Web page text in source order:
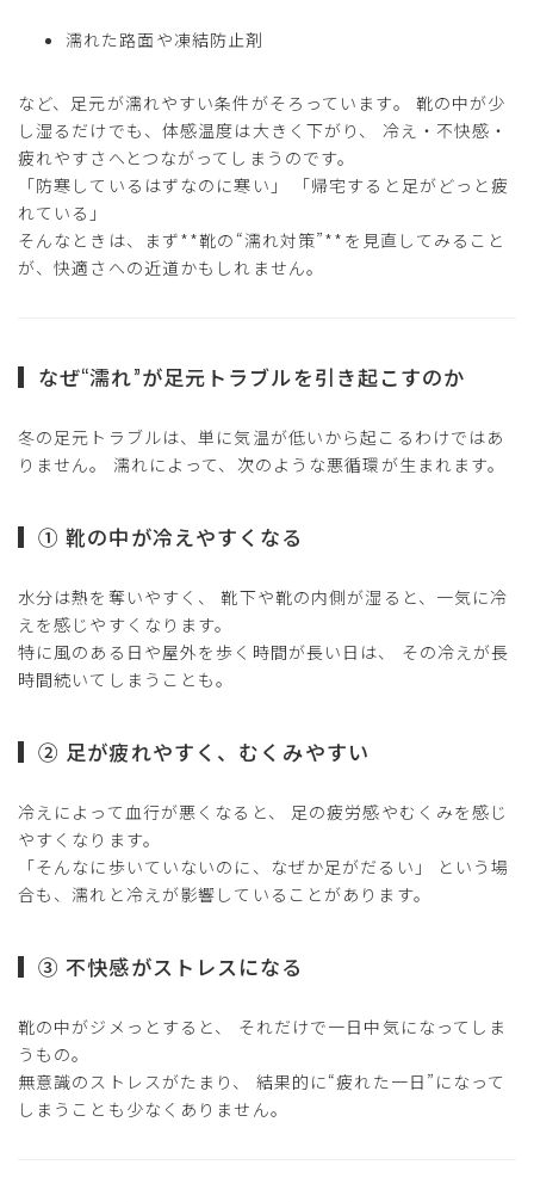
濡れた路面や凍結防止剤
など、足元が濡れやすい条件がそろっています。 靴の中が少
し湿るだけでも、体感温度は大きく下がり、 冷え・不快感・
疲れやすさへとつながってしまうのです。
「防寒しているはずなのに寒い」 「帰宅すると足がどっと疲
れている」
そんなときは、まず**靴の“濡れ対策”**を見直してみること
が、快適さへの近道かもしれません。
なぜ“濡れ”が足元トラブルを引き起こすのか
冬の足元トラブルは、単に気温が低いから起こるわけではあ
りません。 濡れによって、次のような悪循環が生まれます。
① 靴の中が冷えやすくなる
水分は熱を奪いやすく、 靴下や靴の内側が湿ると、一気に冷
えを感じやすくなります。
特に風のある日や屋外を歩く時間が長い日は、 その冷えが長
時間続いてしまうことも。
② 足が疲れやすく、むくみやすい
冷えによって血行が悪くなると、 足の疲労感やむくみを感じ
やすくなります。
「そんなに歩いていないのに、なぜか足がだるい」 という場
合も、濡れと冷えが影響していることがあります。
③ 不快感がストレスになる
靴の中がジメっとすると、 それだけで一日中気になってしま
うもの。
無意識のストレスがたまり、 結果的に“疲れた一日”になって
しまうことも少なくありません。